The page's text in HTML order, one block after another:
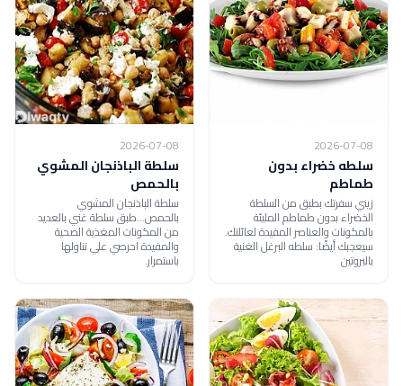
2026-07-08
سلطه خضراء بدون
طماطم
زيني سفرتك بطبق من السلطة
الخضراء بدون طماطم المليئة
بالمكونات والعناصر المفيدة لعائلتك.
سيعجبك أيضًا: سلطه البرغل الغنية
بالبروتين
2026-07-08
سلطة الباذنجان المشوي
بالحمص
سلطة الباذنجان المشوي
بالحمص...طبق سلطة غني بالعديد
من المكونات المغذية الصحية
والمفيدة احرصي علي تناولها
باستمرار.